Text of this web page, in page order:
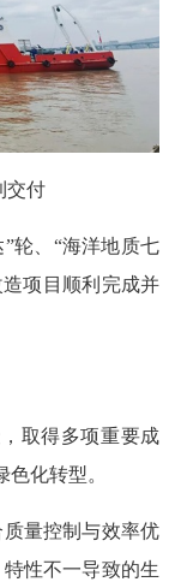
交付
轮、“海洋地质七
项目顺利完成并
取得多项重要成
化转型。
量控制与效率优
性不一导致的生